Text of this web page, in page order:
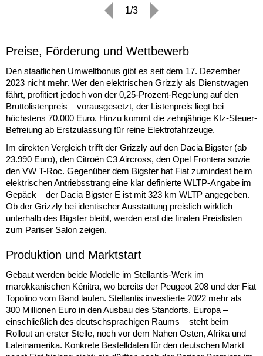
1/3
Preise, Förderung und Wettbewerb
Den staatlichen Umweltbonus gibt es seit dem 17. Dezember
2023 nicht mehr. Wer den elektrischen Grizzly als Dienstwagen
fährt, profitiert jedoch von der 0,25-Prozent-Regelung auf den
Bruttolistenpreis – vorausgesetzt, der Listenpreis liegt bei
höchstens 70.000 Euro. Hinzu kommt die zehnjährige Kfz-Steuer-
Befreiung ab Erstzulassung für reine Elektrofahrzeuge.
Im direkten Vergleich trifft der Grizzly auf den Dacia Bigster (ab
23.990 Euro), den Citroën C3 Aircross, den Opel Frontera sowie
den VW T-Roc. Gegenüber dem Bigster hat Fiat zumindest beim
elektrischen Antriebsstrang eine klar definierte WLTP-Angabe im
Gepäck – der Dacia Bigster E ist mit 323 km WLTP angegeben.
Ob der Grizzly bei identischer Ausstattung preislich wirklich
unterhalb des Bigster bleibt, werden erst die finalen Preislisten
zum Pariser Salon zeigen.
Produktion und Marktstart
Gebaut werden beide Modelle im Stellantis-Werk im
marokkanischen Kénitra, wo bereits der Peugeot 208 und der Fiat
Topolino vom Band laufen. Stellantis investierte 2022 mehr als
300 Millionen Euro in den Ausbau des Standorts. Europa –
einschließlich des deutschsprachigen Raums – steht beim
Rollout an erster Stelle, noch vor dem Nahen Osten, Afrika und
Lateinamerika. Konkrete Bestelldaten für den deutschen Markt